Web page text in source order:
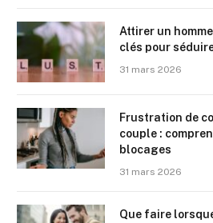
Attirer un
clés pour
31 mars 2026
Frustration de
couple :
blocages
31 mars 2026
Que faire